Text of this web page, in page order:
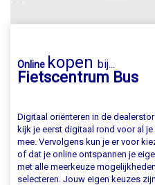
Online kopen bij
Fietscentrum Bus
Digitaal oriënteren in de
kijk je eerst digitaal rond voor al
mee. Vervolgens kun je er voor
of dat je online ontspannen je
met alle meerkeuze
selecteren. Jouw eigen keuzes